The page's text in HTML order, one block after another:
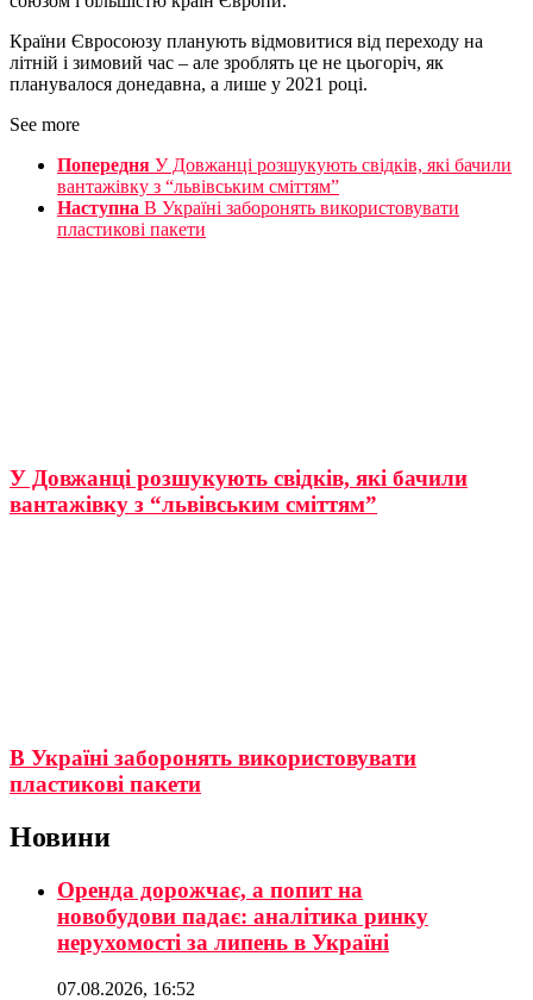
Країни Євросоюзу планують відмовитися від переходу на
літній і зимовий час – але зроблять це не цьогоріч, як
планувалося донедавна, а лише у 2021 році.
See more
Попередня У Довжанці розшукують свідків, які бачили
вантажівку з “львівським сміттям”
Наступна В Україні заборонять використовувати
пластикові пакети
У Довжанці розшукують свідків, які бачили
вантажівку з “львівським сміттям”
В Україні заборонять використовувати
пластикові пакети
Новини
Оренда дорожчає, а попит на
новобудови падає: аналітика ринку
нерухомості за липень в Україні
07.08.2026, 16:52